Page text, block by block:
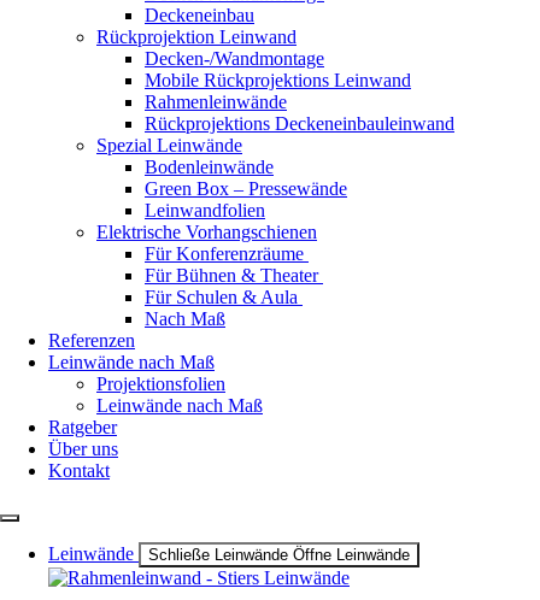
Deckeneinbau
Rückprojektion Leinwand
Decken-/Wandmontage
Mobile Rückprojektions Leinwand
Rahmenleinwände
Rückprojektions Deckeneinbauleinwand
Spezial Leinwände
Bodenleinwände
Green Box – Pressewände
Leinwandfolien
Elektrische Vorhangschienen
Für Konferenzräume
Für Bühnen & Theater
Für Schulen & Aula
Nach Maß
Referenzen
Leinwände nach Maß
Projektionsfolien
Leinwände nach Maß
Ratgeber
Über uns
Kontakt
Leinwände Schließe Leinwände Öffne Leinwände